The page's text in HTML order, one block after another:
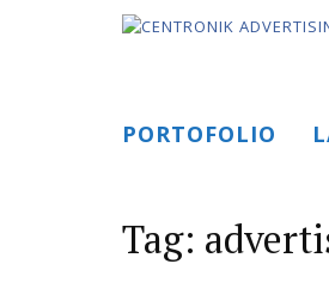
PORTOFOLIO
Tag: